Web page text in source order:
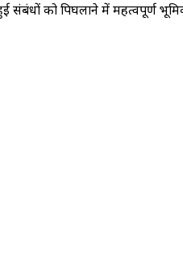
को पिघलाने में महत्वपूर्ण